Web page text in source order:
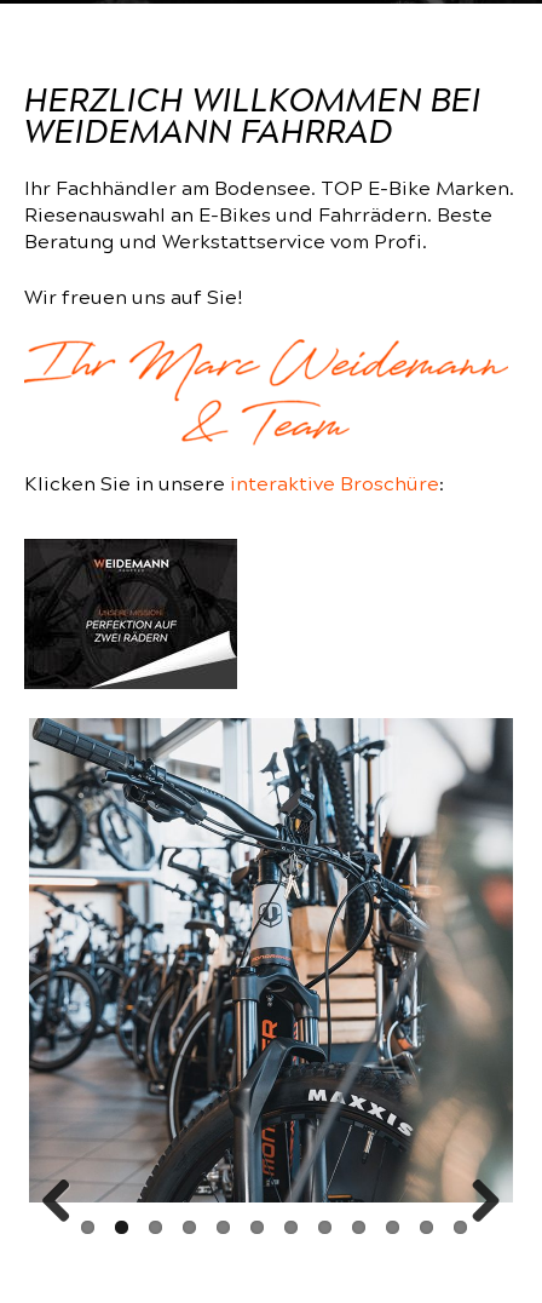
HERZLICH WILLKOMMEN BEI
WEIDEMANN FAHRRAD
Ihr Fachhändler am Bodensee. TOP E-Bike Marken.
Riesenauswahl an E-Bikes und Fahrrädern. Beste
Beratung und Werkstattservice vom Profi.
Wir freuen uns auf Sie!
Klicken Sie in unsere interaktive Broschüre:
Prev
Next